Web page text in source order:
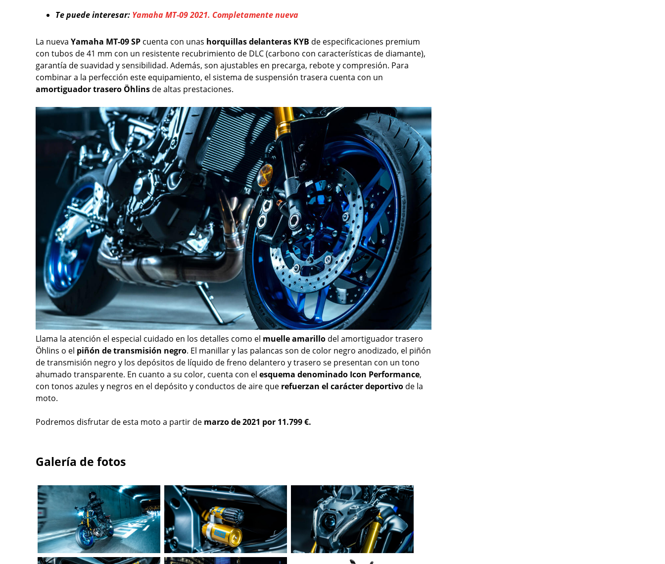
Te puede interesar: Yamaha MT-09 2021. Completamente nueva
La nueva Yamaha MT-09 SP cuenta con unas horquillas delanteras KYB de especificaciones premium
con tubos de 41 mm con un resistente recubrimiento de DLC (carbono con características de diamante),
garantía de suavidad y sensibilidad. Además, son ajustables en precarga, rebote y compresión. Para
combinar a la perfección este equipamiento, el sistema de suspensión trasera cuenta con un
amortiguador trasero Öhlins de altas prestaciones.
Llama la atención el especial cuidado en los detalles como el muelle amarillo del amortiguador trasero
Öhlins o el piñón de transmisión negro. El manillar y las palancas son de color negro anodizado, el piñón
de transmisión negro y los depósitos de líquido de freno delantero y trasero se presentan con un tono
ahumado transparente. En cuanto a su color, cuenta con el esquema denominado Icon Performance,
con tonos azules y negros en el depósito y conductos de aire que refuerzan el carácter deportivo de la
moto.
Podremos disfrutar de esta moto a partir de marzo de 2021 por 11.799 €.
Galería de fotos